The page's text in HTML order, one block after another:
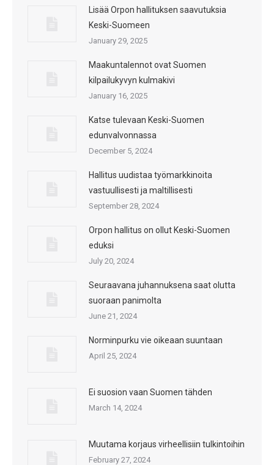
Lisää Orpon hallituksen saavutuksia
Keski-Suomeen
January 29, 2025
Maakuntalennot ovat Suomen
kilpailukyvyn kulmakivi
January 16, 2025
Katse tulevaan Keski-Suomen
edunvalvonnassa
December 5, 2024
Hallitus uudistaa työmarkkinoita
vastuullisesti ja maltillisesti
September 28, 2024
Orpon hallitus on ollut Keski-Suomen
eduksi
July 20, 2024
Seuraavana juhannuksena saat olutta
suoraan panimolta
June 21, 2024
Norminpurku vie oikeaan suuntaan
April 25, 2024
Ei suosion vaan Suomen tähden
March 14, 2024
Muutama korjaus virheellisiin tulkintoihin
February 27, 2024